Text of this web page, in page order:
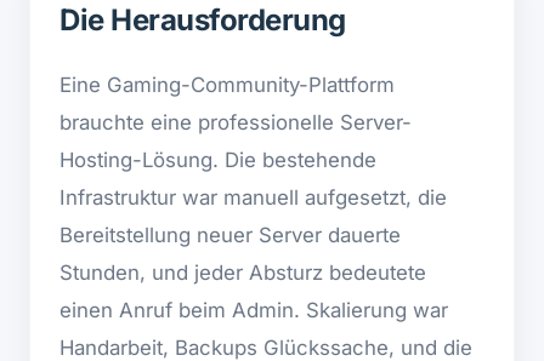
Die Herausforderung
Eine Gaming-Community-Plattform
brauchte eine professionelle Server-
Hosting-Lösung. Die bestehende
Infrastruktur war manuell aufgesetzt, die
Bereitstellung neuer Server dauerte
Stunden, und jeder Absturz bedeutete
einen Anruf beim Admin. Skalierung war
Handarbeit, Backups Glückssache, und die